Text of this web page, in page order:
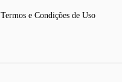
Termos e Condições de Uso